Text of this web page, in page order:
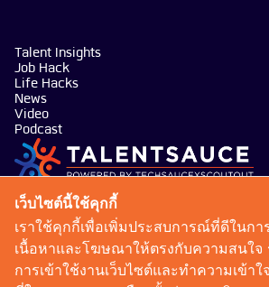
Talent Insights
Job Hack
Life Hacks
News
Video
Podcast
บริษัท เทคซอส มีเดีย จำกัด
101 ทรู ดิจิทัล พาร์ค อาคาร กริฟฟิน ชั้น 14 ห้อง
ถนนสุขุมวิท แขวงบางจาก เขตพระโขนง กรุงเทพมหา
10260
เว็บไซต์นี้ใช้คุกกี้
เราใช้คุกกี้เพื่อเพิ่มประสบการณ์ที่ดีในกา
เนื้อหาและโฆษณาให้ตรงกับความสนใจ
การเข้าใช้งานเว็บไซต์และทำความเข้า